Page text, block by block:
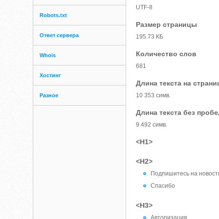
Robots.txt
Ответ сервера
Whois
Хостинг
Разное
UTF-8
Размер страницы
195.73 КБ
Количество слов
681
Длина текста на
10 353 симв.
Длина текста без
9 492 симв.
<H1>
<H2>
Подпишитесь на
Спасибо
<H3>
Авторизация